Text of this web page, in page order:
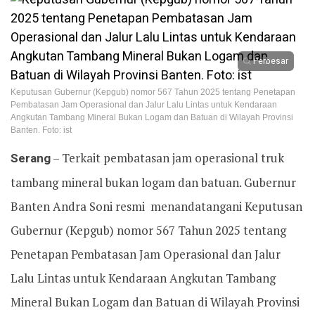
Perbesar
Keputusan Gubernur (Kepgub) nomor 567 Tahun 2025 tentang Penetapan
Pembatasan Jam Operasional dan Jalur Lalu Lintas untuk Kendaraan
Angkutan Tambang Mineral Bukan Logam dan Batuan di Wilayah Provinsi
Banten. Foto: ist
Serang– Terkait pembatasan jam operasional truk
tambang mineral bukan logam dan batuan. Gubernur
Banten Andra Soni resmi menandatangani Keputusan
Gubernur (Kepgub) nomor 567 Tahun 2025 tentang
Penetapan Pembatasan Jam Operasional dan Jalur
Lalu Lintas untuk Kendaraan Angkutan Tambang
Mineral Bukan Logam dan Batuan di Wilayah Provinsi